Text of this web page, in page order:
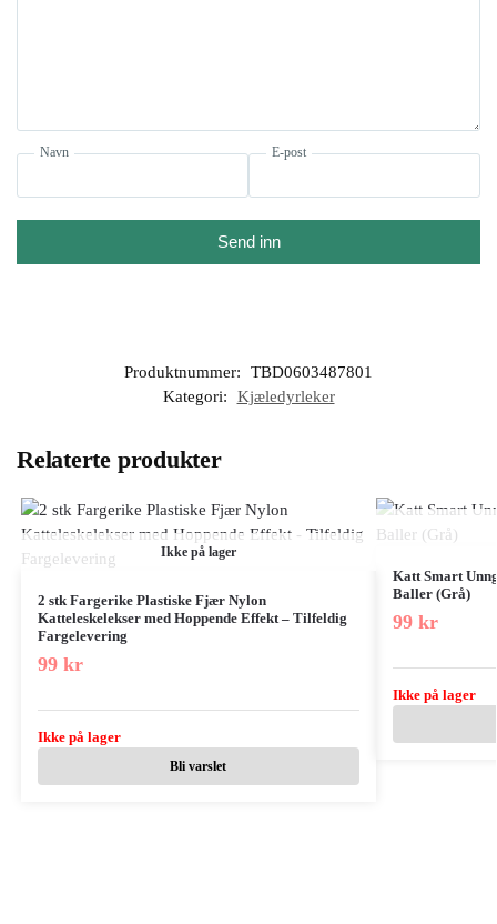
Navn E-post
Send inn
Produktnummer:
TBD0603487801
Kategori:
Kjæledyrleker
Relaterte produkter
Ikke på lager
2 stk Fargerike Plastiske Fjær Nylon
Katteleskelekser med Hoppende Effekt – Tilfeldig
Fargelevering
99 kr
Ikke på lager
Bli varslet
Katt Smart
Baller (Grå)
99 kr
Ikke på lager